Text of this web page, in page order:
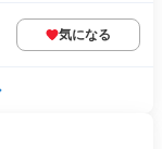
気になる